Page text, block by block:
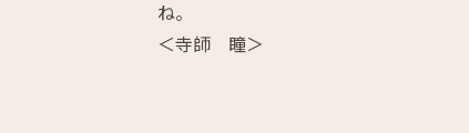
ね。
＜寺師 瞳＞